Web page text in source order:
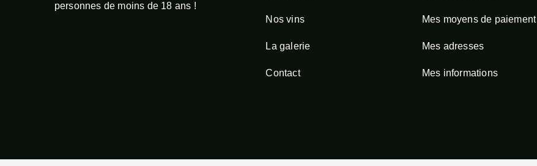
personnes de moins de 18 ans !
Nos vins
La galerie
Contact
Mes moyens de paiement
Mes adresses
Mes informations